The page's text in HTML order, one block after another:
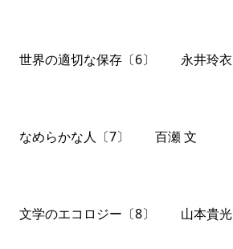
世界の適切な保存〔6〕 永井玲衣
なめらかな人〔7〕 百瀬 文
文学のエコロジー〔8〕 山本貴光